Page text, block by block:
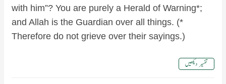
with him”? You are purely a Herald of Warning*;
and Allah is the Guardian over all things. (*
Therefore do not grieve over their sayings.)
تفسیر دیکھیں